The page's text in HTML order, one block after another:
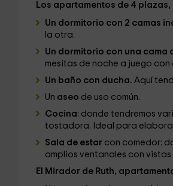
Los apartamentos de 4
Un dormitorio con 2 camas
la otra.
Un dormitorio con una cama
mesitas de noche a juego
Un baño con ducha. Aquí
Un aseo de uso común.
Cocina: donde tendremos
tostadora. Ideal para
Sala de estarcon comedor:
amplios ventanales con
El Mirador de Ruth,